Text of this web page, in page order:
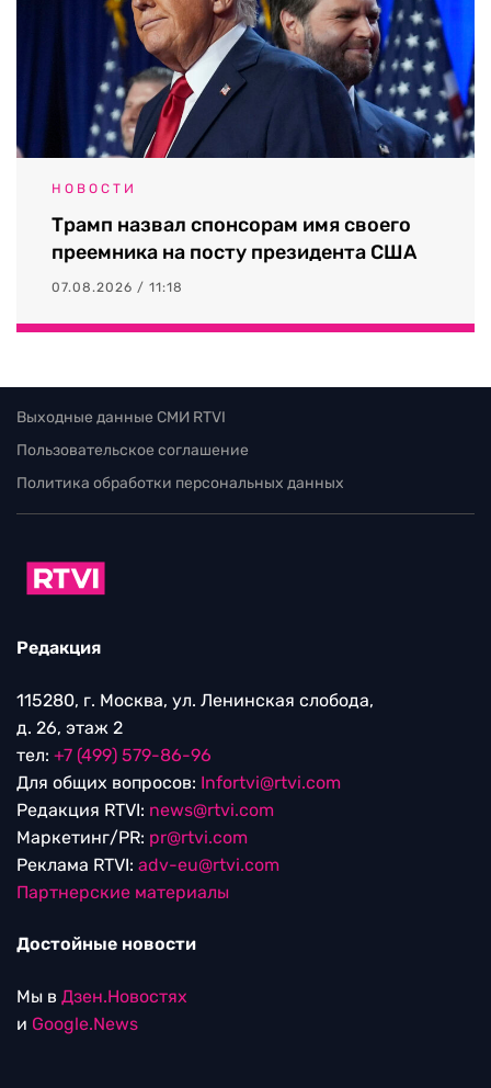
НОВОСТИ
Трамп назвал спонсорам имя своего
преемника на посту президента США
07.08.2026 / 11:18
Выходные данные СМИ RTVI
Пользовательское соглашение
Политика обработки персональных данных
Редакция
115280, г. Москва, ул. Ленинская слобода,
д. 26, этаж 2
тел: +7 (499) 579-86-96
Для общих вопросов: Infortvi@rtvi.com
Редакция RTVI: news@rtvi.com
Маркетинг/PR: pr@rtvi.com
Реклама RTVI: adv-eu@rtvi.com
Партнерские материалы
Достойные новости
Мы в Дзен.Новостях
и Google.News